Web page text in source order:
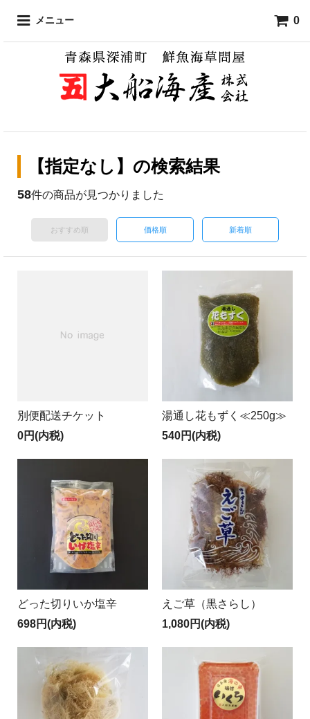
メニュー 0
【指定なし】の検索結果
58件の商品が見つかりました
おすすめ順 価格順 新着順
別便配送チケット
0円(内税)
湯通し花もずく≪250g≫
540円(内税)
どった切りいか塩辛
698円(内税)
えご草（黒さらし）
1,080円(内税)